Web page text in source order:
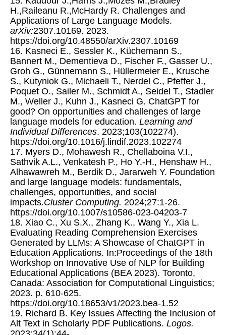
H.,Raileanu R.,McHardy R. Challenges and
Applications of Large Language Models.
arXiv:2307.10169. 2023.
https://doi.org/10.48550/arXiv.2307.10169
16. Kasneci E., Sessler K., Küchemann S.,
Bannert M., Dementieva D., Fischer F., Gasser U.,
Groh G., Günnemann S., Hüllermeier E., Krusche
S., Kutyniok G., Michaeli T., Nerdel C., Pfeffer J.,
Poquet O., Sailer M., Schmidt A., Seidel T., Stadler
M., Weller J., Kuhn J., Kasneci G. ChatGPT for
good? On opportunities and challenges of large
language models for education. Learning and
Individual Differences. 2023;103(102274).
https://doi.org/10.1016/j.lindif.2023.102274
17. Myers D., Mohawesh R., Chellaboina V.I.,
Sathvik A.L., Venkatesh P., Ho Y.-H., Henshaw H.,
Alhawawreh M., Berdik D., Jararweh Y. Foundation
and large language models: fundamentals,
challenges, opportunities, and social
impacts.Cluster Computing. 2024;27:1-26.
https://doi.org/10.1007/s10586-023-04203-7
18. Xiao C., Xu S.X., Zhang K., Wang Y., Xia L.
Evaluating Reading Comprehension Exercises
Generated by LLMs: A Showcase of ChatGPT in
Education Applications. In:Proceedings of the 18th
Workshop on Innovative Use of NLP for Building
Educational Applications (BEA 2023). Toronto,
Canada: Association for Computational Linguistics;
2023. p. 610-625.
https://doi.org/10.18653/v1/2023.bea-1.52
19. Richard B. Key Issues Affecting the Inclusion of
Alt Text in Scholarly PDF Publications. Logos.